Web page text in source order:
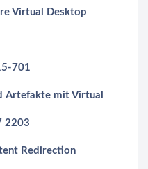
Virtual Desktop
701
Artefakte mit Virtual
2203
Redirection